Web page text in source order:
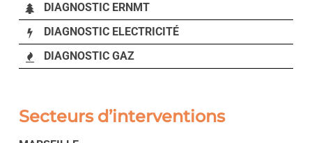
DIAGNOSTIC ERNMT
DIAGNOSTIC ELECTRICITÉ
DIAGNOSTIC GAZ
Secteurs d’interventions